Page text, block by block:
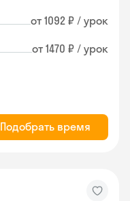
от 1092 ₽ / урок
от 1470 ₽ / урок
Подобрать время